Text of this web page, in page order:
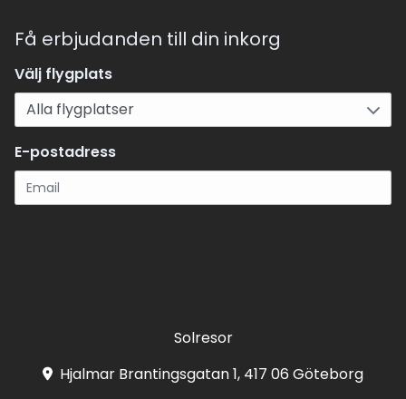
Få erbjudanden till din inkorg
Välj flygplats
E-postadress
Solresor
Hjalmar Brantingsgatan 1, 417 06 Göteborg